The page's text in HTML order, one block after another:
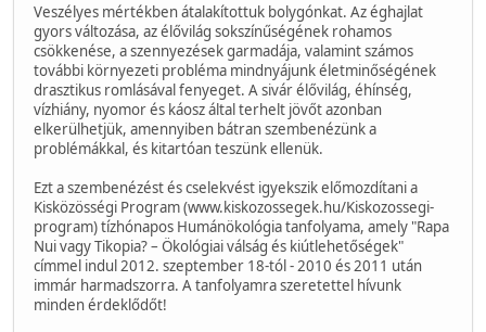
Veszélyes mértékben átalakítottuk bolygónkat. Az éghajlat
gyors változása, az élővilág sokszínűségének rohamos
csökkenése, a szennyezések garmadája, valamint számos
további környezeti probléma mindnyájunk életminőségének
drasztikus romlásával fenyeget. A sivár élővilág, éhínség,
vízhiány, nyomor és káosz által terhelt jövőt azonban
elkerülhetjük, amennyiben bátran szembenézünk a
problémákkal, és kitartóan teszünk ellenük.
Ezt a szembenézést és cselekvést igyekszik előmozdítani a
Kisközösségi Program (www.kiskozossegek.hu/Kiskozossegi-
program) tízhónapos Humánökológia tanfolyama, amely "Rapa
Nui vagy Tikopia? – Ökológiai válság és kiútlehetőségek"
címmel indul 2012. szeptember 18-tól - 2010 és 2011 után
immár harmadszorra. A tanfolyamra szeretettel hívunk
minden érdeklődőt!